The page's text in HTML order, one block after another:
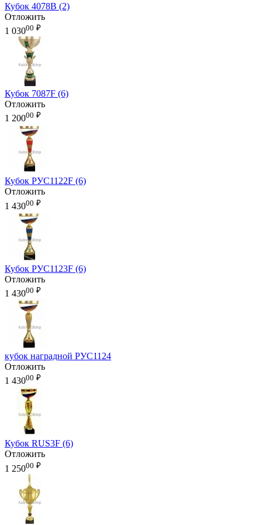
Кубок 4078B (2)
Отложить
1 03000 ₽
Кубок 7087F (6)
Отложить
1 20000 ₽
Кубок РУС1122F (6)
Отложить
1 43000 ₽
Кубок РУС1123F (6)
Отложить
1 43000 ₽
кубок наградной РУС1124
Отложить
1 43000 ₽
Кубок RUS3F (6)
Отложить
1 25000 ₽